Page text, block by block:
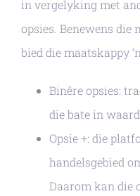
in vergelyking met
opsies. Benewens die
bied die maatskappy
Binêre opsies:
die bate in
Opsie +: die
handelsgebied
Daarom kan die